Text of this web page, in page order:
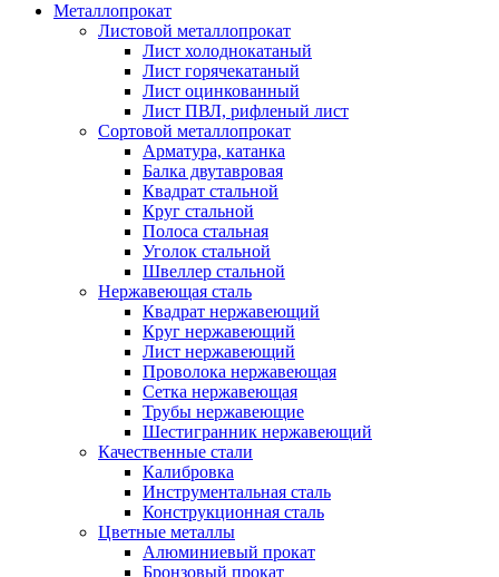
Металлопрокат
Листовой металлопрокат
Лист холоднокатаный
Лист горячекатаный
Лист оцинкованный
Лист ПВЛ, рифленый лист
Сортовой металлопрокат
Арматура, катанка
Балка двутавровая
Квадрат стальной
Круг стальной
Полоса стальная
Уголок стальной
Швеллер стальной
Нержавеющая сталь
Квадрат нержавеющий
Круг нержавеющий
Лист нержавеющий
Проволока нержавеющая
Сетка нержавеющая
Трубы нержавеющие
Шестигранник нержавеющий
Качественные стали
Калибровка
Инструментальная сталь
Конструкционная сталь
Цветные металлы
Алюминиевый прокат
Бронзовый прокат